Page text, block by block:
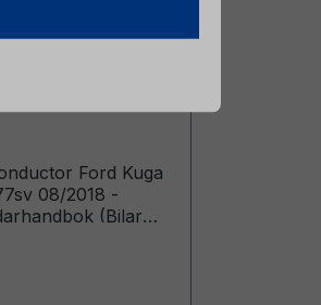
Ford Kuga
08/2018 -
(Bilar